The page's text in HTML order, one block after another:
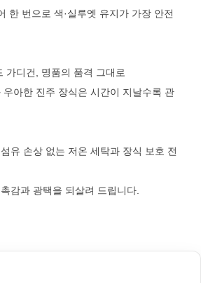
한 번으로 색·실루엣 유지가 가장 안전
가디건, 명품의 품격 그대로
아한 진주 장식은 시간이 지날수록 관
유 손상 없는 저온 세탁과 장식 보호 전
감과 광택을 되살려 드립니다.